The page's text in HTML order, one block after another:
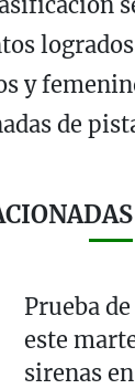
y
de
Prueba
este
sirenas